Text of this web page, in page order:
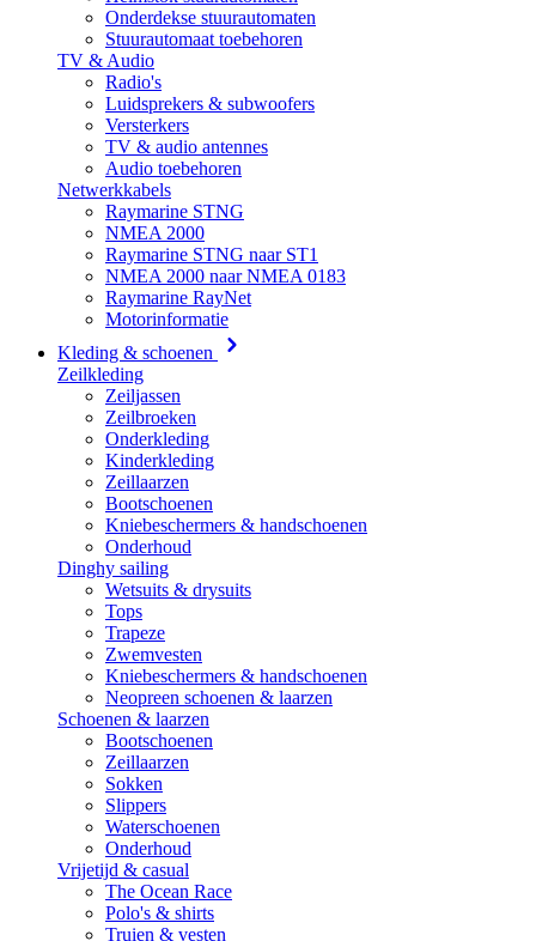
Onderdekse stuurautomaten
Stuurautomaat toebehoren
TV & Audio
Radio's
Luidsprekers & subwoofers
Versterkers
TV & audio antennes
Audio toebehoren
Netwerkkabels
Raymarine STNG
NMEA 2000
Raymarine STNG naar ST1
NMEA 2000 naar NMEA 0183
Raymarine RayNet
Motorinformatie
Kleding & schoenen
Zeilkleding
Zeiljassen
Zeilbroeken
Onderkleding
Kinderkleding
Zeillaarzen
Bootschoenen
Kniebeschermers & handschoenen
Onderhoud
Dinghy sailing
Wetsuits & drysuits
Tops
Trapeze
Zwemvesten
Kniebeschermers & handschoenen
Neopreen schoenen & laarzen
Schoenen & laarzen
Bootschoenen
Zeillaarzen
Sokken
Slippers
Waterschoenen
Onderhoud
Vrijetijd & casual
The Ocean Race
Polo's & shirts
Truien & vesten